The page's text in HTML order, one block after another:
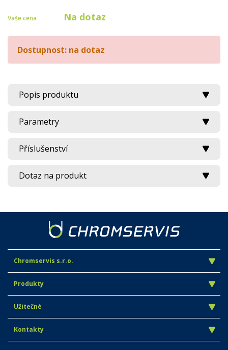
Vaše cena Na dotaz
Dostupnost: na dotaz
Popis produktu
Parametry
Příslušenství
Dotaz na produkt
Chromservis s.r.o.
Produkty
Užitečné
Kontakty